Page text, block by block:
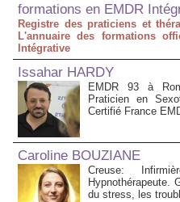
formations en EMDR
Registre des praticiens et
L'annuaire des formations
Intégrative
Issahar HARDY
EMDR 93 à
Praticien en
Certifié France
Caroline BOUZIANE
Creuse:
Hypnothérapeute.
du stress, les